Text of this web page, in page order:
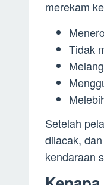
merekam
Tidak
Setelah
dilacak,
kendaraan